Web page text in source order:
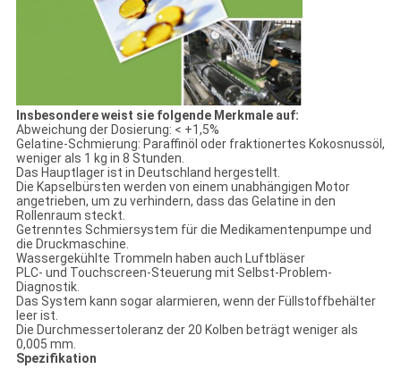
Insbesondere weist sie folgende Merkmale auf:
Abweichung der Dosierung: < +1,5%
Gelatine-Schmierung: Paraffinöl oder fraktionertes Kokosnussöl,
weniger als 1 kg in 8 Stunden.
Das Hauptlager ist in Deutschland hergestellt.
Die Kapselbürsten werden von einem unabhängigen Motor
angetrieben, um zu verhindern, dass das Gelatine in den
Rollenraum steckt.
Getrenntes Schmiersystem für die Medikamentenpumpe und
die Druckmaschine.
Wassergekühlte Trommeln haben auch Luftbläser
PLC- und Touchscreen-Steuerung mit Selbst-Problem-
Diagnostik.
Das System kann sogar alarmieren, wenn der Füllstoffbehälter
leer ist.
Die Durchmessertoleranz der 20 Kolben beträgt weniger als
0,005 mm.
Spezifikation